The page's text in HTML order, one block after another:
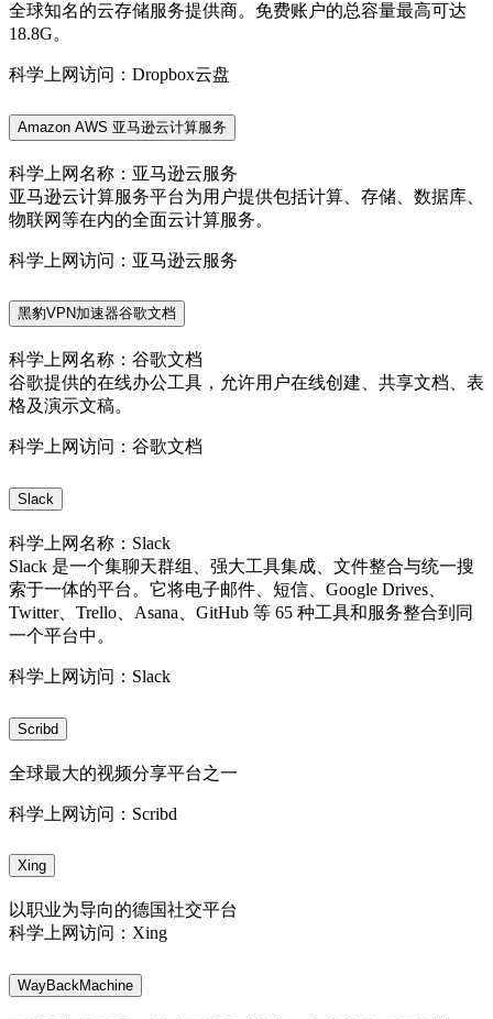
全球知名的云存储服务提供商。免费账户的总容量最高可达
18.8G。
科学上网访问：Dropbox云盘
Amazon AWS 亚马逊云计算服务
科学上网名称：亚马逊云服务
亚马逊云计算服务平台为用户提供包括计算、存储、数据库、
物联网等在内的全面云计算服务。
科学上网访问：亚马逊云服务
黑豹VPN加速器谷歌文档
科学上网名称：谷歌文档
谷歌提供的在线办公工具，允许用户在线创建、共享文档、表
格及演示文稿。
科学上网访问：谷歌文档
Slack
科学上网名称：Slack
Slack 是一个集聊天群组、强大工具集成、文件整合与统一搜
索于一体的平台。它将电子邮件、短信、Google Drives、
Twitter、Trello、Asana、GitHub 等 65 种工具和服务整合到同
一个平台中。
科学上网访问：Slack
Scribd
全球最大的视频分享平台之一
科学上网访问：Scribd
Xing
以职业为导向的德国社交平台
科学上网访问：Xing
WayBackMachine